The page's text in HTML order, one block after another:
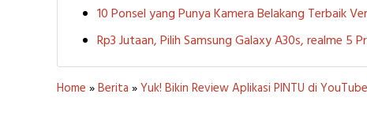
10 Ponsel yang Punya Kamera Belakang Terbaik
Rp3 Jutaan, Pilih Samsung Galaxy A30s, realme 5
Home »Berita »Yuk! Bikin Review Aplikasi PINTU di